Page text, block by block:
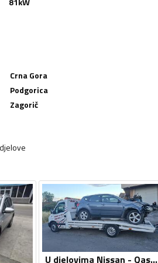
Crna Gora
Podgorica
Zagorič
U djelovima Nissan - Qashqai 1.5